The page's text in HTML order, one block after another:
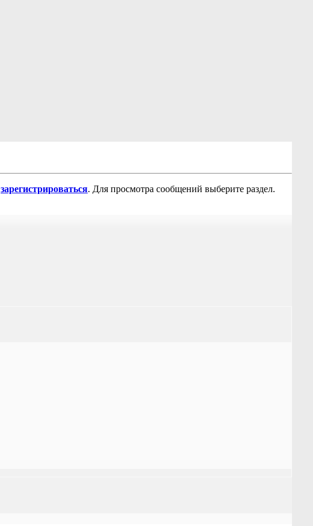
зарегистрироваться. Для просмотра сообщений выберите раздел.